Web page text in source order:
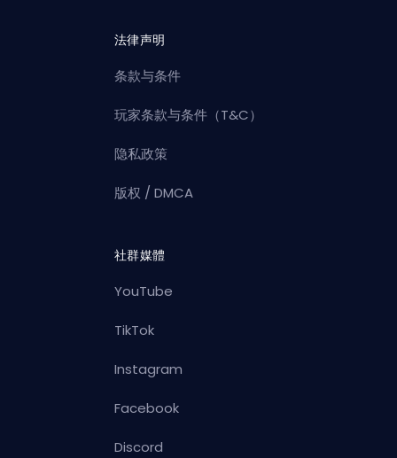
法律声明
条款与条件
玩家条款与条件（T&C）
隐私政策
版权 / DMCA
社群媒體
YouTube
TikTok
Instagram
Facebook
Discord